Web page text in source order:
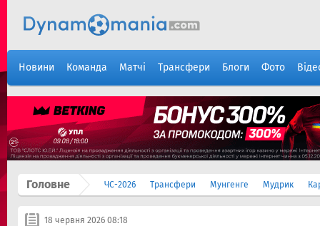
Новини Команда Матчі Трансфери Блоги Фото
Головне ЧС-2026 Трансфери Мунгенге Мудрик
18 червня 2026 08:18